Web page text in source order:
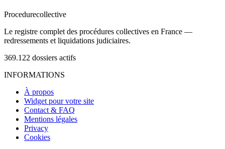
Procedurecollective
Le registre complet des procédures collectives en France —
redressements et liquidations judiciaires.
369.122 dossiers actifs
INFORMATIONS
À propos
Widget pour votre site
Contact & FAQ
Mentions légales
Privacy
Cookies